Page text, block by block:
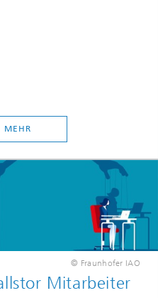
MEHR
© Fraunhofer IAO
Mitarbeiter